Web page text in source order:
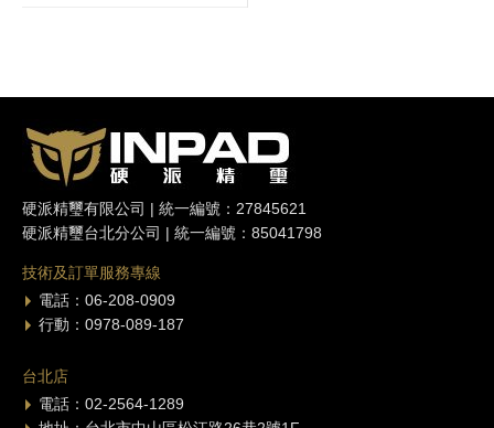
硬派精璽有限公司 | 統一編號：27845621
硬派精璽台北分公司 | 統一編號：85041798
技術及訂單服務專線
電話：06-208-0909
行動：0978-089-187
台北店
電話：02-2564-1289